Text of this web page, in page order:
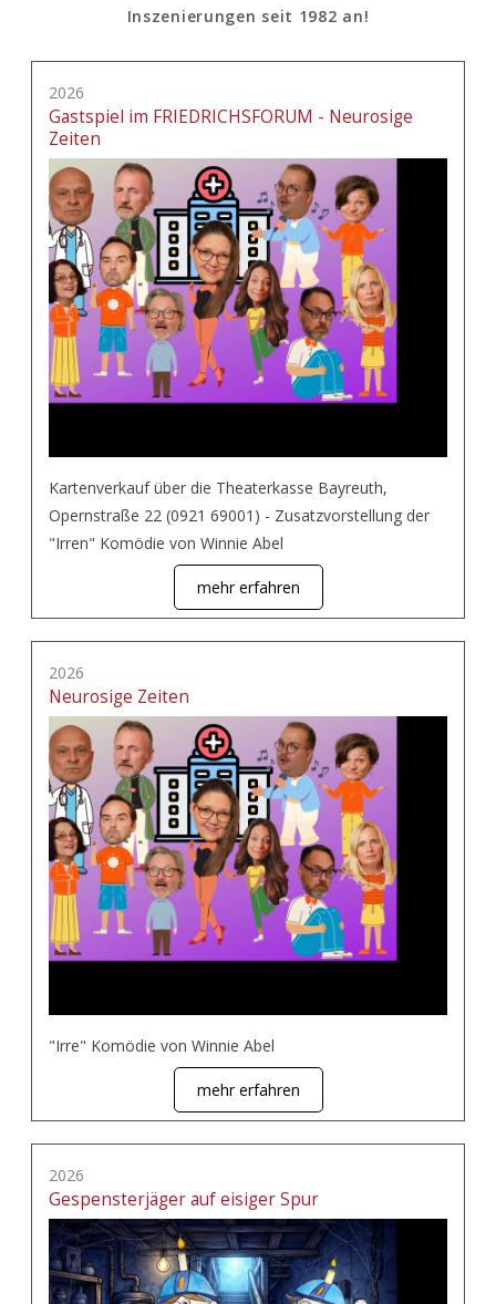
Inszenierungen seit 1982 an!
2026
Gastspiel im FRIEDRICHSFORUM - Neurosige
Zeiten
Kartenverkauf über die Theaterkasse Bayreuth,
Opernstraße 22 (0921 69001) - Zusatzvorstellung der
"Irren" Komödie von Winnie Abel
mehr erfahren
2026
Neurosige Zeiten
"Irre" Komödie von Winnie Abel
mehr erfahren
2026
Gespensterjäger auf eisiger Spur